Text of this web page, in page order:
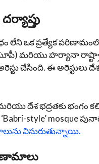
లేని ఒక ప్రత్యేక
మరియు హర్యానా
అరెస్టు చేసింది. ఈ
దేశ భద్రతకు భంగం
‘Babri-style’ mosque
విసురుతున్నాయి.